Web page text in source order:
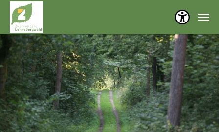
Zum Hauptinhalt springen
Menü